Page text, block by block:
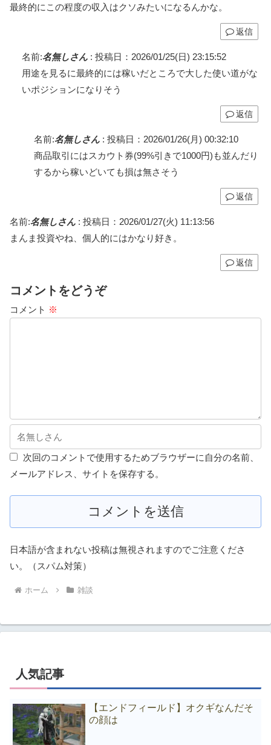
最終的にこの程度の収入はクソみたいになるんかな。
返信
名前:名無しさん : 投稿日：2026/01/25(日) 23:15:52
用途を見るに最終的には稼いだところで大した使い道がな
いポジションになりそう
返信
名前:名無しさん : 投稿日：2026/01/26(月) 00:32:10
商品取引にはスカウト券(99%引きで1000円)も並んだり
するから稼いどいても損は無さそう
返信
名前:名無しさん : 投稿日：2026/01/27(火) 11:13:56
まんま投資やね、個人的にはかなり好き。
返信
コメントをどうぞ
コメント ※
次回のコメントで使用するためブラウザーに自分の名前、
メールアドレス、サイトを保存する。
日本語が含まれない投稿は無視されますのでご注意くださ
い。（スパム対策）
ホーム 雑談
人気記事
【エンドフィールド】オクギなんだそ
の顔は